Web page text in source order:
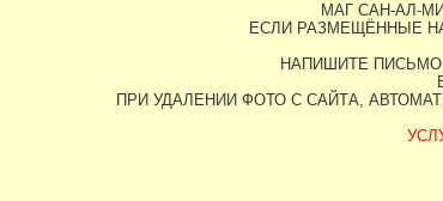
МАГ САН-АЛ-
ЕСЛИ РАЗМЕЩЁННЫЕ
НАПИШИТЕ
ПРИ УДАЛЕНИИ ФОТО С САЙТА,